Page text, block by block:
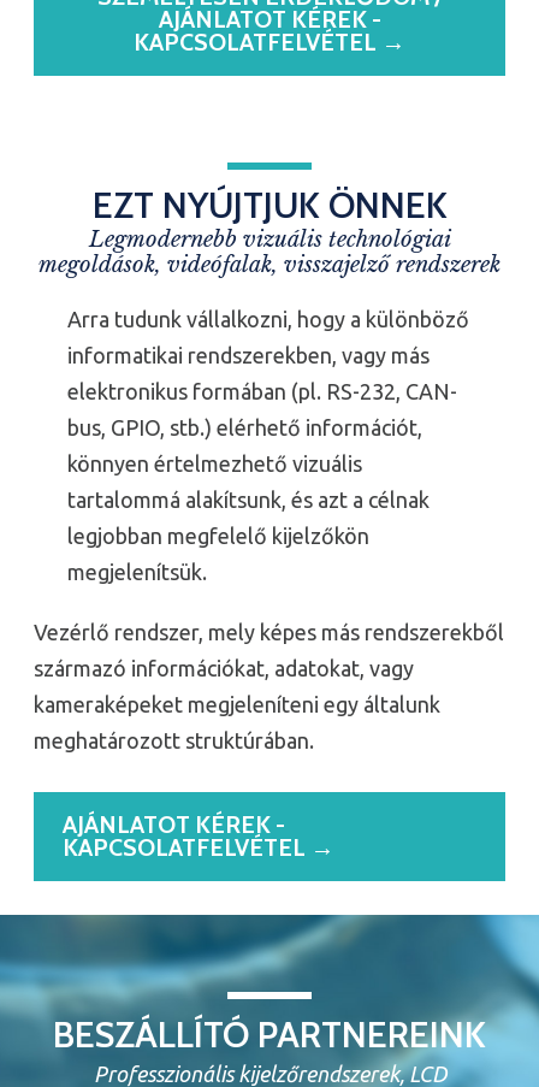
AJÁNLATOT KÉREK -
KAPCSOLATFELVÉTEL →
EZT NYÚJTJUK ÖNNEK
Legmodernebb vizuális technológiai
megoldások, videófalak, visszajelző rendszerek
Arra tudunk vállalkozni, hogy a különböző
informatikai rendszerekben, vagy más
elektronikus formában (pl. RS-232, CAN-
bus, GPIO, stb.) elérhető információt,
könnyen értelmezhető vizuális
tartalommá alakítsunk, és azt a célnak
legjobban megfelelő kijelzőkön
megjelenítsük.
Vezérlő rendszer, mely képes más rendszerekből
származó információkat, adatokat, vagy
kameraképeket megjeleníteni egy általunk
meghatározott struktúrában.
AJÁNLATOT KÉREK -
KAPCSOLATFELVÉTEL →
BESZÁLLÍTÓ PARTNEREINK
Professzionális kijelzőrendszerek, LCD